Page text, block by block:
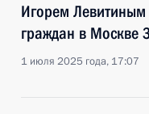
Игорем
граждан в Москве
1 июля 2025 года, 17:07